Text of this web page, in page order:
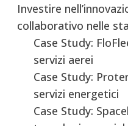
Investire
collaborativo nelle
Case Study:
servizi aerei
Case Study:
servizi energetici
Case Study: